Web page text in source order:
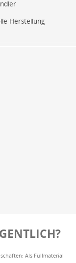
Herstellung
Als Füllmaterial